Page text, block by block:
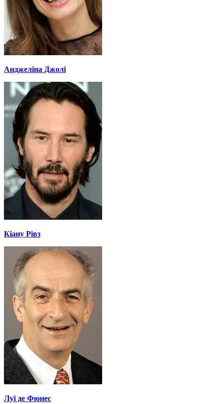
Анджеліна Джолі
Кіану Рівз
Луї де Фюнес